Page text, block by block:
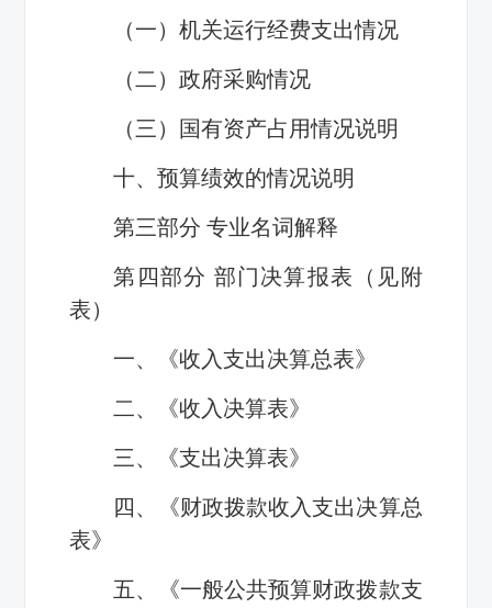
（一）机关运行经费支出情况
（二）政府采购情况
（三）国有资产占用情况说明
十、预算绩效的情况说明
第三部分 专业名词解释
第四部分 部门决算报表（见附
表）
一、《收入支出决算总表》
二、《收入决算表》
三、《支出决算表》
四、《财政拨款收入支出决算总
表》
五、《一般公共预算财政拨款支